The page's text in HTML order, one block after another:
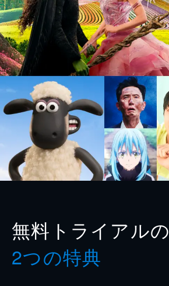
無料トライアルの
2つの特典